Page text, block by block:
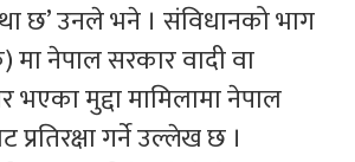
छ’ उनले भने । संविधानको भाग
मा नेपाल सरकार वादी वा
भएका मुद्दा मामिलामा नेपाल
गर्ने उल्लेख छ ।